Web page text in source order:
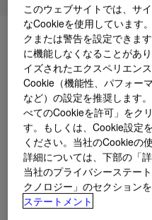
とはDOWSIL™ 3-0117
Sealant?
二重シール断熱ガラスユ
て使用するために作られ
ストマー。構造的グレー
も使用できます。
と反応して硬化し、耐久
シリコーンシールになり
学的安定性が高く、風化
ど変化しません。
このウェブサイトでは、サ
なCookieを使用しています
クまたは警告を設定できま
に機能しなくなることがあ
イズされたエクスペリエン
Cookie（機能性、パフォー
など）の設定を推奨します
べてのCookieを許可」をク
す。もしくは、Cookie設定
ください。当社のCookieの
詳細については、下部の「
当社のプライバシーステー
クノロジー」のセクションを
ステートメント